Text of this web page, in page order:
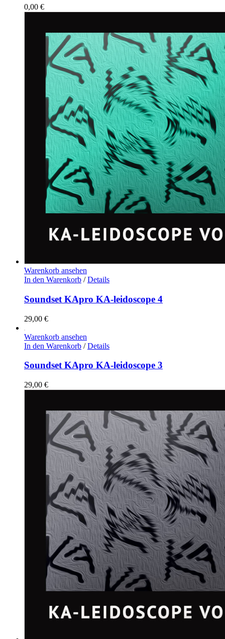
0,00 €
Warenkorb ansehen
In den Warenkorb / Details
Soundset KApro KA-leidoscope 4
29,00 €
Warenkorb ansehen
In den Warenkorb / Details
Soundset KApro KA-leidoscope 3
29,00 €